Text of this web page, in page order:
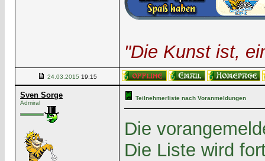
"Die Kunst ist,
24.03.2015 19:15
Sven Sorge
Admiral
Teilnehmerliste nach Voranmeldungen
Die
Die Liste wird